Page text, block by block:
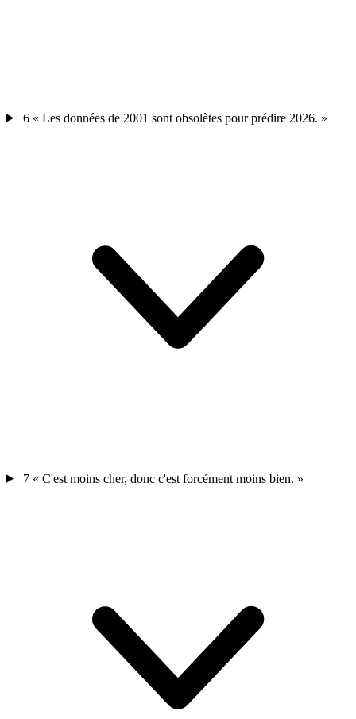
6 « Les données de 2001 sont obsolètes pour prédire 2026. »
7 « C'est moins cher, donc c'est forcément moins bien. »